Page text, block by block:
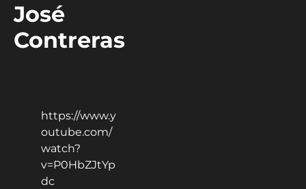
José
Contreras
https://www.y
outube.com/
watch?
v=P0HbZJtYp
dc